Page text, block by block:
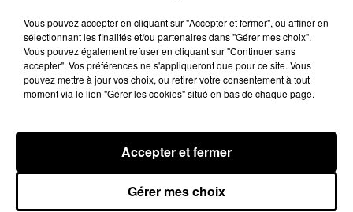
Vous pouvez accepter en cliquant sur "Accepter et fermer", ou affiner en
sélectionnant les finalités et/ou partenaires dans "Gérer mes choix".
Vous pouvez également refuser en cliquant sur "Continuer sans
accepter". Vos préférences ne s'appliqueront que pour ce site. Vous
pouvez mettre à jour vos choix, ou retirer votre consentement à tout
moment via le lien "Gérer les cookies" situé en bas de chaque page.
Gérer mes choix
Accepter et fermer